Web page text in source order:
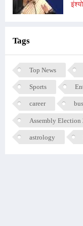
Tags
Top News
Sports
career
Assembly Election
astrology